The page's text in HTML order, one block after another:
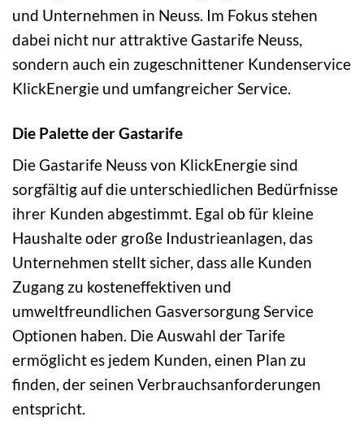
und Unternehmen in Neuss. Im Fokus stehen
dabei nicht nur attraktive Gastarife Neuss,
sondern auch ein zugeschnittener Kundenservice
KlickEnergie und umfangreicher Service.
Die Palette der Gastarife
Die Gastarife Neuss von KlickEnergie sind
sorgfältig auf die unterschiedlichen Bedürfnisse
ihrer Kunden abgestimmt. Egal ob für kleine
Haushalte oder große Industrieanlagen, das
Unternehmen stellt sicher, dass alle Kunden
Zugang zu kosteneffektiven und
umweltfreundlichen Gasversorgung Service
Optionen haben. Die Auswahl der Tarife
ermöglicht es jedem Kunden, einen Plan zu
finden, der seinen Verbrauchsanforderungen
entspricht.